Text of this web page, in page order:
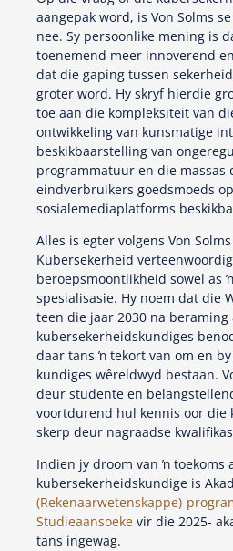
aangepak word, is Von Solms
nee. Sy persoonlike mening is
toenemend meer innoverend
dat die gaping tussen
groter word. Hy skryf hierdie
toe aan die kompleksiteit van
ontwikkeling van kunsmatige
beskikbaarstelling van
programmatuur en die massas
eindverbruikers goedsmoeds op
sosialemediaplatforms
Alles is egter volgens Von
Kubersekerheid
beroepsmoontlikheid sowel as
spesialisasie. Hy noem dat die
teen die jaar 2030 na beraming
kubersekerheidskundiges
daar tans ŉ tekort van om en
kundiges wêreldwyd bestaan.
deur studente en
voortdurend hul kennis oor die
skerp deur nagraadse
Indien jy droom van ŉ toekoms
kubersekerheidskundige is
(Rekenaarwetenskappe)-
Studieaansoeke vir die 2025-
tans ingewag.